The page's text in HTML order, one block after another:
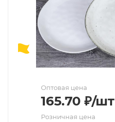
Оптовая цена
165.70 ₽/шт
Розничная цена